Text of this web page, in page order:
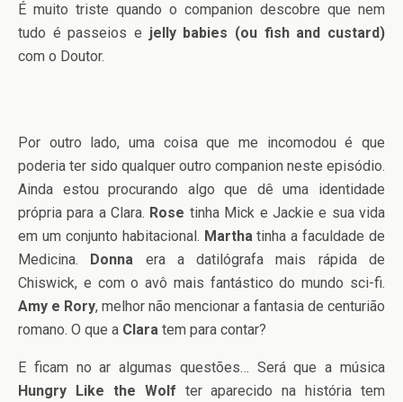
É muito triste quando o companion descobre que nem
tudo é passeios e jelly babies (ou fish and custard)
com o Doutor.
Por outro lado, uma coisa que me incomodou é que
poderia ter sido qualquer outro companion neste episódio.
Ainda estou procurando algo que dê uma identidade
própria para a Clara. Rose tinha Mick e Jackie e sua vida
em um conjunto habitacional. Marthatinha a faculdade de
Medicina. Donna era a datilógrafa mais rápida de
Chiswick, e com o avô mais fantástico do mundo sci-fi.
Amy e Rory, melhor não mencionar a fantasia de centurião
romano. O que a Clara tem para contar?
E ficam no ar algumas questões… Será que a música
Hungry Like the Wolf ter aparecido na história tem